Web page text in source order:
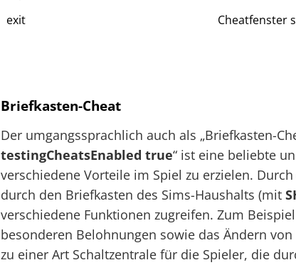
exit
Cheatfenster
Briefkasten-Cheat
Der umgangssprachlich auch als „Briefkasten-
testingCheatsEnabled true“ ist eine beliebte
verschiedene Vorteile im Spiel zu erzielen.
durch den Briefkasten des Sims-Haushalts (mit
verschiedene Funktionen zugreifen. Zum
besonderen Belohnungen sowie das Ändern
zu einer Art Schaltzentrale für die Spieler, die